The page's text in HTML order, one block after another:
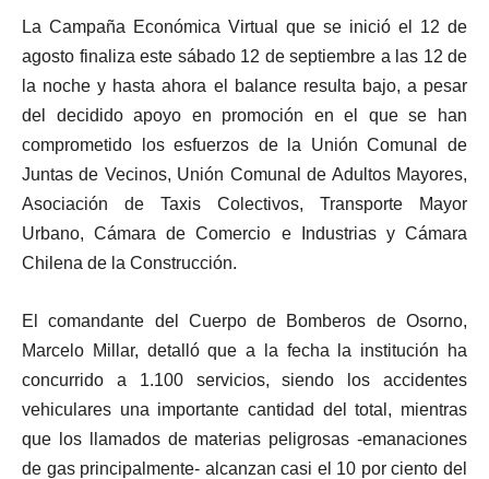
La Campaña Económica Virtual que se inició el 12 de
agosto finaliza este sábado 12 de septiembre a las 12 de
la noche y hasta ahora el balance resulta bajo, a pesar
del decidido apoyo en promoción en el que se han
comprometido los esfuerzos de la Unión Comunal de
Juntas de Vecinos, Unión Comunal de Adultos Mayores,
Asociación de Taxis Colectivos, Transporte Mayor
Urbano, Cámara de Comercio e Industrias y Cámara
Chilena de la Construcción.
El comandante del Cuerpo de Bomberos de Osorno,
Marcelo Millar, detalló que a la fecha la institución ha
concurrido a 1.100 servicios, siendo los accidentes
vehiculares una importante cantidad del total, mientras
que los llamados de materias peligrosas -emanaciones
de gas principalmente- alcanzan casi el 10 por ciento del